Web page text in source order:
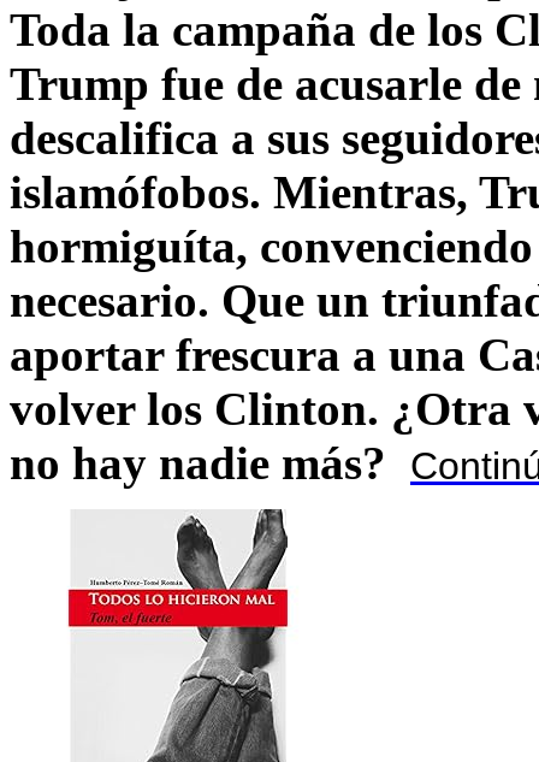
Toda la campaña de los
Trump fue de acusarle
descalifica a sus
islamófobos. Mientras,
hormiguíta,
necesario. Que un
aportar frescura a una
volver los Clinton. ¿Otra
no hay nadie más?